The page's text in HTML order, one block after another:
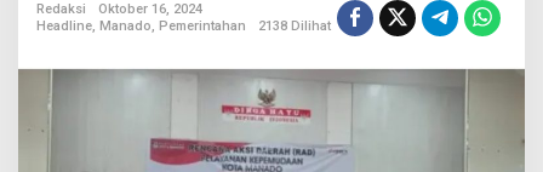
B
t
W
a
Redaksi
Oktober 16, 2024
Headline, Manado, Pemerintahan 2138 Dilihat